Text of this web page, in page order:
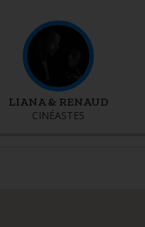
LIANA & RENAUD
CINÉASTES